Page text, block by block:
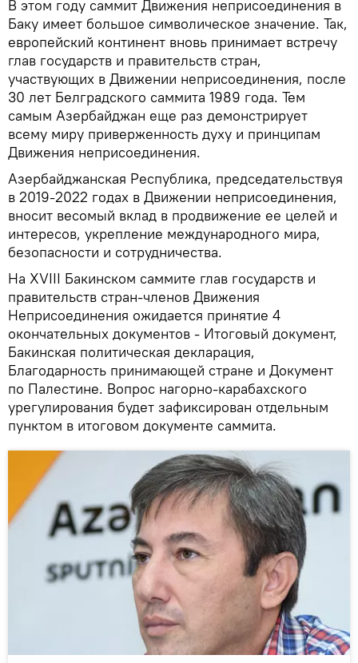
В этом году саммит Движения неприсоединения в
Баку имеет большое символическое значение. Так,
европейский континент вновь принимает встречу
глав государств и правительств стран,
участвующих в Движении неприсоединения, после
30 лет Белградского саммита 1989 года. Тем
самым Азербайджан еще раз демонстрирует
всему миру приверженность духу и принципам
Движения неприсоединения.
Азербайджанская Республика, председательствуя
в 2019-2022 годах в Движении неприсоединения,
вносит весомый вклад в продвижение ее целей и
интересов, укрепление международного мира,
безопасности и сотрудничества.
На XVIII Бакинском саммите глав государств и
правительств стран-членов Движения
Неприсоединения ожидается принятие 4
окончательных документов - Итоговый документ,
Бакинская политическая декларация,
Благодарность принимающей стране и Документ
по Палестине. Вопрос нагорно-карабахского
урегулирования будет зафиксирован отдельным
пунктом в итоговом документе саммита.